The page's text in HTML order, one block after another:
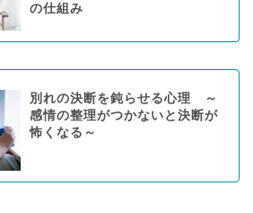
の仕組み
別れの決断を鈍らせる心理 ～
感情の整理がつかないと決断が
怖くなる～